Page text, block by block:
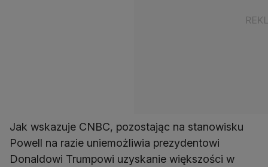
Jak wskazuje CNBC, pozostając na stanowisku
Powell na razie uniemożliwia prezydentowi
Donaldowi Trumpowi uzyskanie większości w